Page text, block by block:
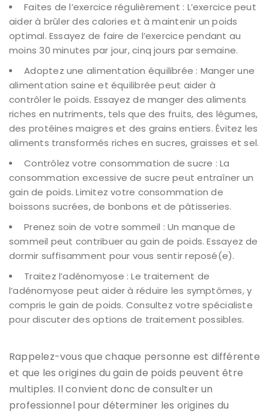
Faites de l’exercice régulièrement : L’exercice peut
aider à brûler des calories et à maintenir un poids
optimal. Essayez de faire de l’exercice pendant au
moins 30 minutes par jour, cinq jours par semaine.
Adoptez une alimentation équilibrée : Manger une
alimentation saine et équilibrée peut aider à
contrôler le poids. Essayez de manger des aliments
riches en nutriments, tels que des fruits, des légumes,
des protéines maigres et des grains entiers. Évitez les
aliments transformés riches en sucres, graisses et sel.
Contrôlez votre consommation de sucre : La
consommation excessive de sucre peut entraîner un
gain de poids. Limitez votre consommation de
boissons sucrées, de bonbons et de pâtisseries.
Prenez soin de votre sommeil : Un manque de
sommeil peut contribuer au gain de poids. Essayez de
dormir suffisamment pour vous sentir reposé(e).
Traitez l’adénomyose : Le traitement de
l’adénomyose peut aider à réduire les symptômes, y
compris le gain de poids. Consultez votre spécialiste
pour discuter des options de traitement possibles.
Rappelez-vous que chaque personne est différente
et que les origines du gain de poids peuvent être
multiples. Il convient donc de consulter un
professionnel pour déterminer les origines du